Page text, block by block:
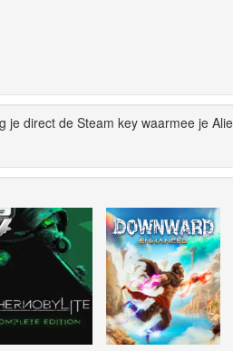
direct de Steam key waarmee je